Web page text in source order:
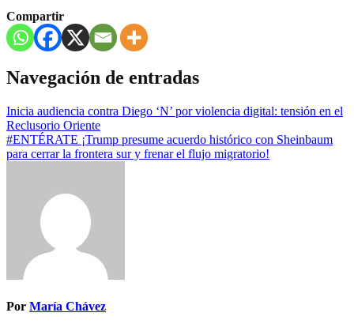
Compartir
Navegación de entradas
Inicia audiencia contra Diego ‘N’ por violencia digital: tensión en el
Reclusorio Oriente
#ENTÉRATE ¡Trump presume acuerdo histórico con Sheinbaum
para cerrar la frontera sur y frenar el flujo migratorio!
Por María Chávez